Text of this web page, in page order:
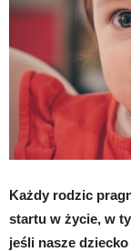
Każdy rodzic
startu w życie, w
jeśli nasze